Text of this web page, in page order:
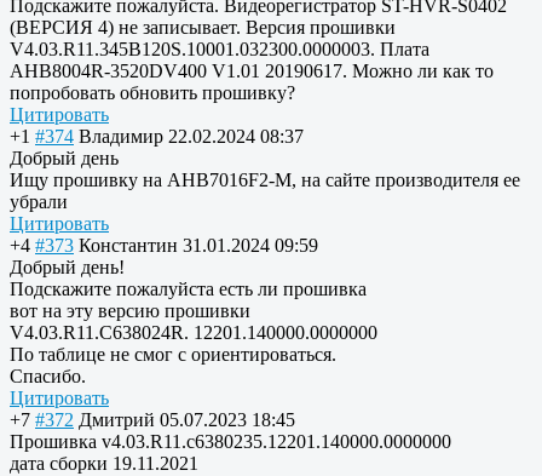
Подскажите пожалуйста. Видеорегистратор ST-HVR-S0402
(ВЕРСИЯ 4) не записывает. Версия прошивки
V4.03.R11.345B120S.10001.032300.0000003. Плата
AHB8004R-3520DV400 V1.01 20190617. Можно ли как то
попробовать обновить прошивку?
Цитировать
+1 #374 Владимир 22.02.2024 08:37
Добрый день
Ищу прошивку на AHB7016F2-M, на сайте производителя ее
убрали
Цитировать
+4 #373 Константин 31.01.2024 09:59
Добрый день!
Подскажите пожалуйста есть ли прошивка
вот на эту версию прошивки
V4.03.R11.C638024R. 12201.140000.0000000
По таблице не смог с ориентироваться.
Спасибо.
Цитировать
+7 #372 Дмитрий 05.07.2023 18:45
Прошивка v4.03.R11.c6380235.12201.140000.0000000
дата сборки 19.11.2021